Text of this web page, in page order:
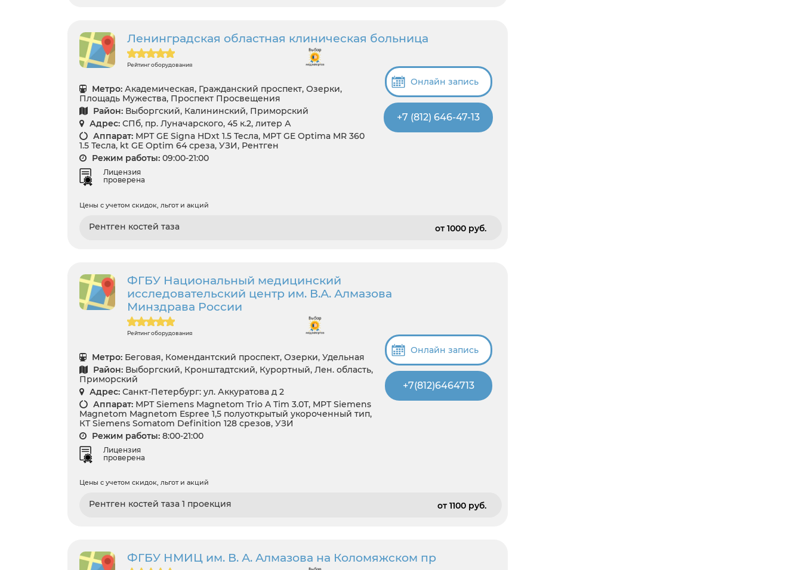
Ленинградская областная клиническая больница
Рейтинг оборудования
Метро: Академическая, Гражданский проспект, Озерки,
Площадь Мужества, Проспект Просвещения
Район: Выборгский, Калининский, Приморский
Адрес: СПб, пр. Луначарского, 45 к.2, литер А
Аппарат: МРТ GE Signa HDxt 1.5 Тесла, МРТ GE Optima MR 360
1.5 Тесла, kt GE Optim 64 среза, УЗИ, Рентген
Режим работы: 09:00-21:00
Лицензия
проверена
Онлайн запись
+7 (812) 646-47-13
Цены с учетом скидок, льгот и акций
Рентген костей таза от 1000 pуб.
ФГБУ Национальный медицинский
исследовательский центр им. В.А. Алмазова
Минздрава России
Рейтинг оборудования
Метро: Беговая, Комендантский проспект, Озерки, Удельная
Район: Выборгский, Кронштадтский, Курортный, Лен. область,
Приморский
Адрес: Санкт-Петербург: ул. Аккуратова д 2
Аппарат: МРТ Siemens Magnetom Trio A Tim 3.0Т, МРТ Siemens
Magnetom Magnetom Espree 1,5 полуоткрытый укороченный тип,
КТ Siemens Somatom Definition 128 срезов, УЗИ
Режим работы: 8:00-21:00
Лицензия
проверена
Онлайн запись
+7(812)6464713
Цены с учетом скидок, льгот и акций
Рентген костей таза 1 проекция от 1100 pуб.
ФГБУ НМИЦ им. В. А. Алмазова на Коломяжском пр